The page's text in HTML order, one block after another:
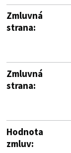
Zmluvná
strana:
Zmluvná
strana:
Hodnota
zmluv: